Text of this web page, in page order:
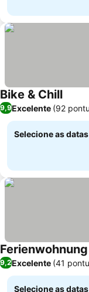
Bike & ChillVer
9,9Excelente (92
Selecione as
9,2Excelente (41
Selecione as